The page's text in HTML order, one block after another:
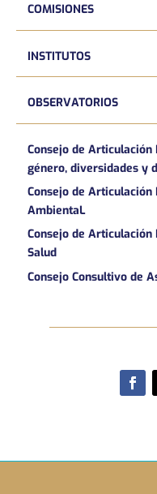
COMISIONES
INSTITUTOS
OBSERVATORIOS
Consejo de
género, diversidades y
Consejo de
AmbientaL
Consejo de
Salud
Consejo Consultivo de